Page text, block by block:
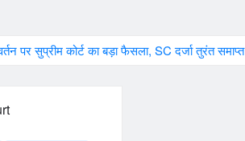
पर सुप्रीम कोर्ट का बड़ा फैसला, SC दर्जा तुरंत समाप्त